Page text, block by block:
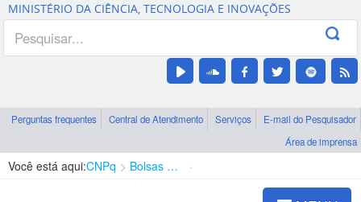
Canais
MINISTÉRIO DA CIÊNCIA, TECNOLOGIA E INOVAÇÕES
Perguntas frequentes Central de Atendimento Serviços
E-mail do Pesquisador
Área de imprensa
Você está aqui:CNPq Bolsas e Auxílios Vigentes